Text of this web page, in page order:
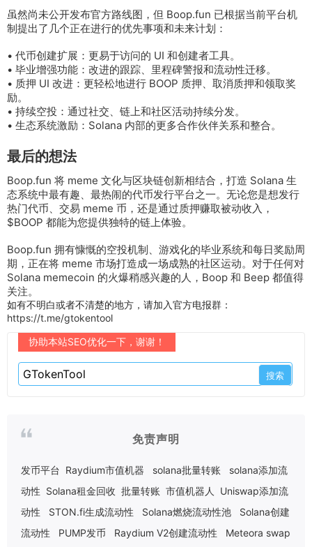
虽然尚未公开发布官方路线图，但 Boop.fun 已根据当前平台机
制提出了几个正在进行的优先事项和未来计划：
• 代币创建扩展：更易于访问的 UI 和创建者工具。
• 毕业增强功能：改进的跟踪、里程碑警报和流动性迁移。
• 质押 UI 改进：更轻松地进行 BOOP 质押、取消质押和领取奖
励。
• 持续空投：通过社交、链上和社区活动持续分发。
• 生态系统激励：Solana 内部的更多合作伙伴关系和整合。
最后的想法
Boop.fun 将 meme 文化与区块链创新相结合，打造 Solana 生
态系统中最有趣、最热闹的代币发行平台之一。无论您是想发行
热门代币、交易 meme 币，还是通过质押赚取被动收入，
$BOOP 都能为您提供独特的链上体验。
Boop.fun 拥有慷慨的空投机制、游戏化的毕业系统和每日奖励周
期，正在将 meme 市场打造成一场成熟的社区运动。对于任何对
Solana memecoin 的火爆稍感兴趣的人，Boop 和 Beep 都值得
关注。
如有不明白或者不清楚的地方，请加入官方电报群：
https://t.me/gtokentool
协助本站SEO优化一下，谢谢！
免责声明
发币平台 Raydium市值机器 solana批量转账
solana添加流
动性 Solana租金回收 批量转账 市值机器人
Uniswap添加流
动性
STON.fi生成流动性 Solana燃烧流动性池
Solana创建
流动性
PUMP发币 Raydium V2创建流动性
Meteora swap